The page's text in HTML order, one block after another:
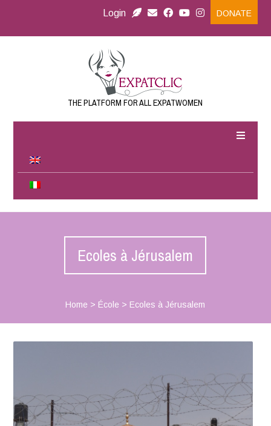
Login DONATE
THE PLATFORM FOR ALL EXPATWOMEN
Ecoles à Jérusalem
Home >École >Ecoles à Jérusalem